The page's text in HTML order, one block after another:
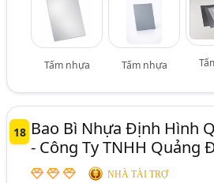
Tấm nhựa Tấm nhựa
18 Bao Bì Nhựa Định Hình
- Công Ty TNHH Quảng
NHÀ TÀI TRỢ